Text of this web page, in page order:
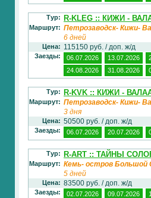
Тур: R-KLEG :: КИЖИ -
Маршрут: Петрозаводск- Кижи-
6 дней
Цена: 115150 руб. / доп. ж/д
Заезды: 06.07.2026 13.07.2026
24.08.2026
31.08.2026
Тур: R-KVK :: КИЖИ -
Маршрут: Петрозаводск- Кижи-
3 дня
Цена: 50500 руб. / доп. ж/д
Заезды: 06.07.2026 20.07.2026
Тур: R-ART :: ТАЙНЫ
Маршрут: Кемь- остров Большой
5 дней
Цена: 83500 руб. / доп. ж/д
Заезды: 02.07.2026 09.07.2026